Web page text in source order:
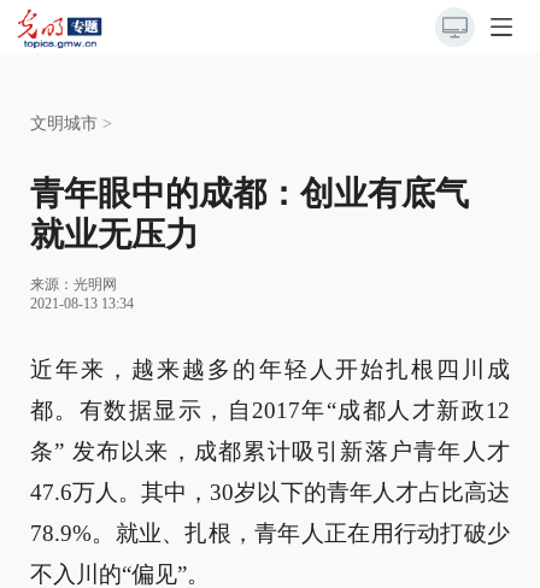
文明城市 >
青年眼中的成都：创业有底气
就业无压力
来源： 光明网
2021-08-13 13:34
近年来，越来越多的年轻人开始扎根四川成
都。有数据显示，自2017年“成都人才新政12
条” 发布以来，成都累计吸引新落户青年人才
47.6万人。其中，30岁以下的青年人才占比高达
78.9%。就业、扎根，青年人正在用行动打破少
不入川的“偏见”。